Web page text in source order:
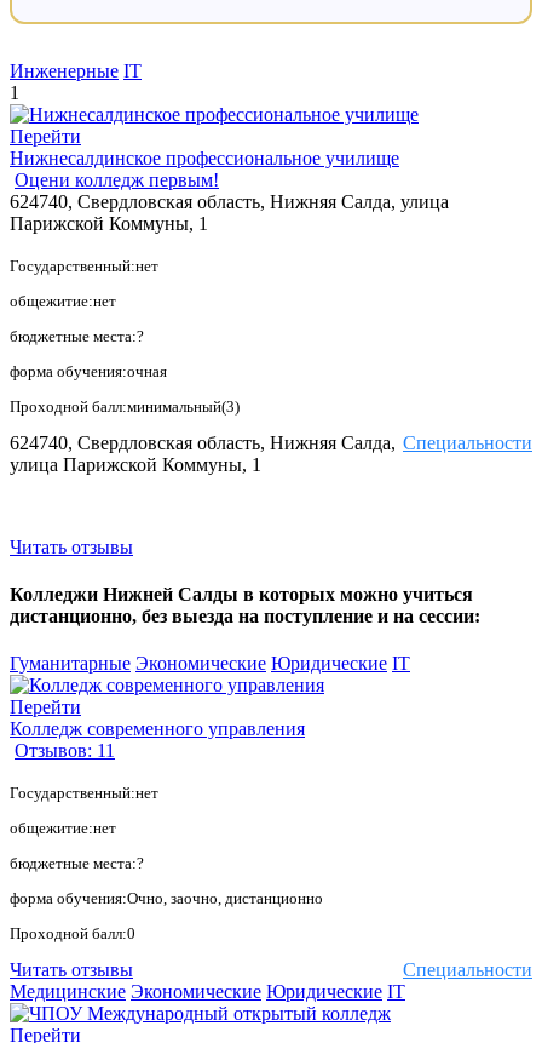
Инженерные IT
1
Перейти
Нижнесалдинское профессиональное училище
Оцени колледж первым!
624740, Свердловская область, Нижняя Салда, улица
Парижской Коммуны, 1
Государственный:нет
общежитие:нет
бюджетные места:?
форма обучения:очная
Проходной балл:минимальный(3)
Специальности
624740, Свердловская область, Нижняя Салда,
улица Парижской Коммуны, 1
Читать отзывы
Колледжи Нижней Салды в которых можно учиться
дистанционно, без выезда на поступление и на сессии:
Гуманитарные Экономические Юридические IT
Перейти
Колледж современного управления
Отзывов: 11
Государственный:нет
общежитие:нет
бюджетные места:?
форма обучения:Очно, заочно, дистанционно
Проходной балл:0
Специальности
Читать отзывы
Медицинские Экономические Юридические IT
Перейти